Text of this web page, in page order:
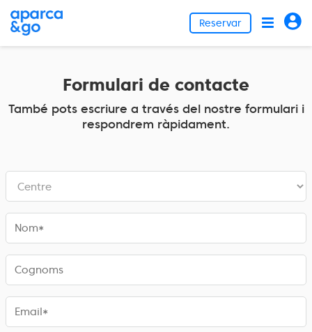
Reservar
Formulari de contacte
També pots escriure a través del nostre formulari i
respondrem ràpidament.